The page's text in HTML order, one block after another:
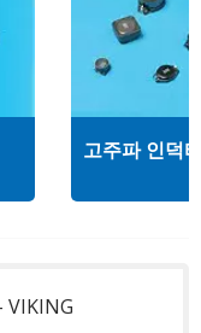
고주파 인덕
VIKING